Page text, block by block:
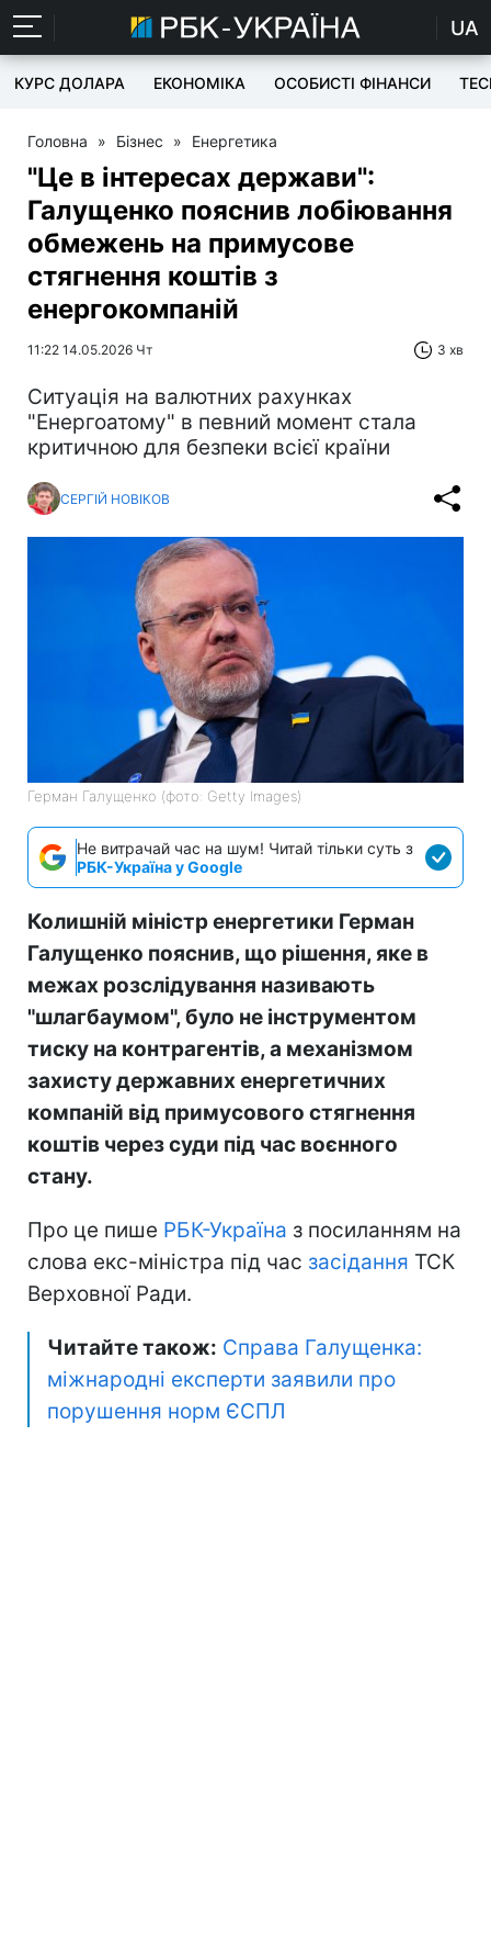
UA
КУРС ДОЛАРА ЕКОНОМІКА ОСОБИСТІ ФІНАНСИ
Головна » Бізнес » Енергетика
"Це в інтересах держави":
Галущенко пояснив лобіювання
обмежень на примусове
стягнення коштів з
енергокомпаній
11:22 14.05.2026 Чт 3 хв
Ситуація на валютних рахунках
"Енергоатому" в певний момент стала
критичною для безпеки всієї країни
СЕРГІЙ НОВІКОВ
Герман Галущенко (фото: Getty Images)
Не витрачай час на шум! Читай тільки суть з
РБК-Україна у Google
Колишній міністр енергетики Герман
Галущенко пояснив, що рішення, яке в
межах розслідування називають
"шлагбаумом", було не інструментом
тиску на контрагентів, а механізмом
захисту державних енергетичних
компаній від примусового стягнення
коштів через суди під час воєнного
стану.
Про це пише РБК-Україна з посиланням на
слова екс-міністра під час засідання ТСК
Верховної Ради.
Читайте також: Справа Галущенка:
міжнародні експерти заявили про
порушення норм ЄСПЛ